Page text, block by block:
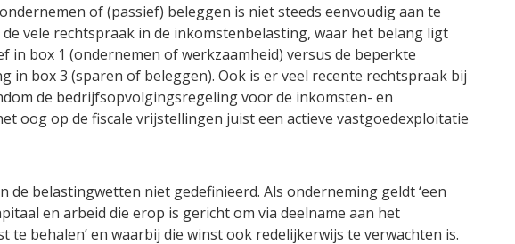
of (passief) beleggen is niet steeds eenvoudig aan te
vele rechtspraak in de inkomstenbelasting, waar het belang ligt
in box 1 (ondernemen of werkzaamheid) versus de beperkte
in box 3 (sparen of beleggen). Ook is er veel recente rechtspraak bij
de bedrijfsopvolgingsregeling voor de inkomsten- en
oog op de fiscale vrijstellingen juist een actieve vastgoedexploitatie
de belastingwetten niet gedefinieerd. Als onderneming geldt ‘een
en arbeid die erop is gericht om via deelname aan het
te behalen’ en waarbij die winst ook redelijkerwijs te verwachten is.